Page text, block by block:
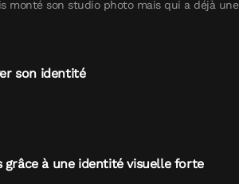
monté son studio photo mais qui a déjà une
son identité
à une identité visuelle forte